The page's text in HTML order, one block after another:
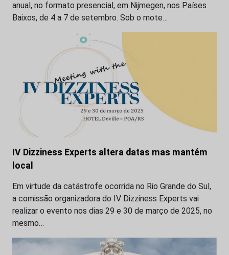
anual, no formato presencial, em Nijmegen, nos Países
Baixos, de 4 a 7 de setembro. Sob o mote…
IV Dizziness Experts altera datas mas mantém
local
Em virtude da catástrofe ocorrida no Rio Grande do Sul,
a comissão organizadora do IV Dizziness Experts vai
realizar o evento nos dias 29 e 30 de março de 2025, no
mesmo…